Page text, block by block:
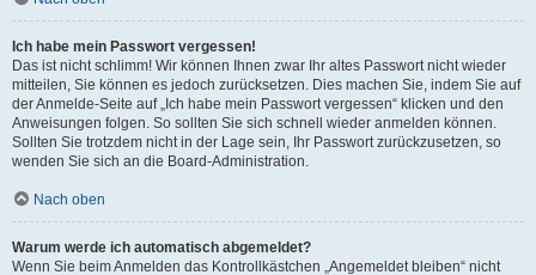
Ich habe mein Passwort vergessen!
Das ist nicht schlimm! Wir können Ihnen zwar Ihr altes Passwort nicht wieder
mitteilen, Sie können es jedoch zurücksetzen. Dies machen Sie, indem Sie auf
der Anmelde-Seite auf „Ich habe mein Passwort vergessen“ klicken und den
Anweisungen folgen. So sollten Sie sich schnell wieder anmelden können.
Sollten Sie trotzdem nicht in der Lage sein, Ihr Passwort zurückzusetzen, so
wenden Sie sich an die Board-Administration.
Nach oben
Warum werde ich automatisch abgemeldet?
Wenn Sie beim Anmelden das Kontrollkästchen „Angemeldet bleiben“ nicht